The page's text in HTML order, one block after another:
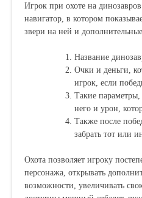
Игрок при охоте на
навигатор, в котором
звери на ней и
Название
Очки и деньги,
игрок, если
Такие параметры,
него и урон,
Также после
забрать тот или
Охота позволяет игроку
персонажа, открывать
возможности, увеличивать